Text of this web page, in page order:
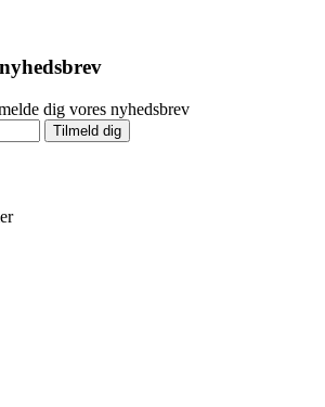
dig vores nyhedsbrev
Tilmeld dig